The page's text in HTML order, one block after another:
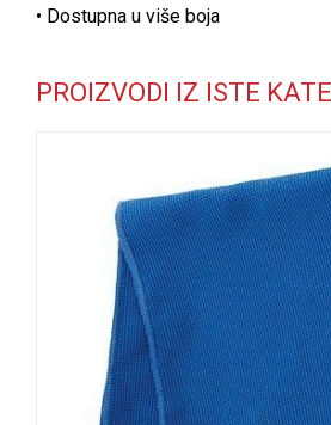
• Dostupna u više boja
PROIZVODI IZ ISTE